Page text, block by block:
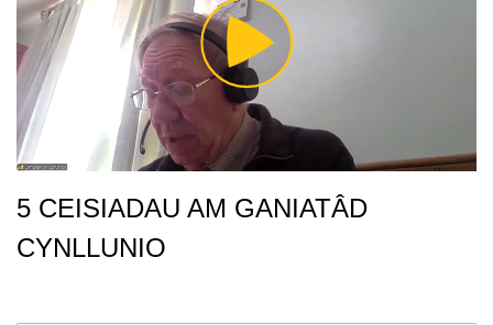
Play
Video
5 CEISIADAU AM GANIATÂD
CYNLLUNIO